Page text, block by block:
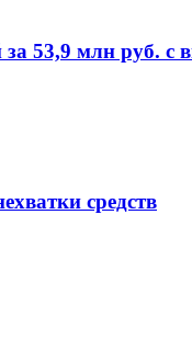
53,9 млн руб.
средств